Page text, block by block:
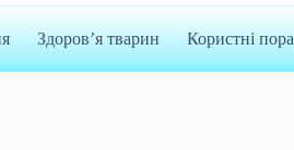
Здоров’я тварин Користні